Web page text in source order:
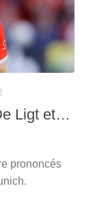
Ligt et…
prononcés